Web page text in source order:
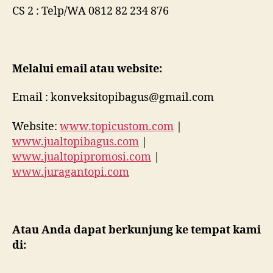
CS 2 : Telp/WA 0812 82 234 876
Melalui email atau website:
Email : konveksitopibagus@gmail.com
Website: www.topicustom.com |
www.jualtopibagus.com |
www.jualtopipromosi.com |
www.juragantopi.com
Atau Anda dapat berkunjung ke tempat kami
di: